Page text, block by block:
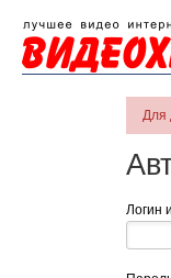
Для
Логин